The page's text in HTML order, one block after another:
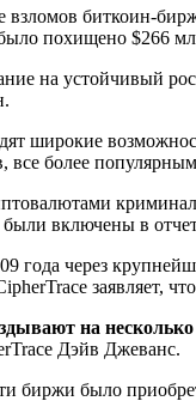
биткоин-
похищено $266
на устойчивый
широкие
все более
включены в
года через
заявляет,
на
Дэйв Джеванс.
биржи было